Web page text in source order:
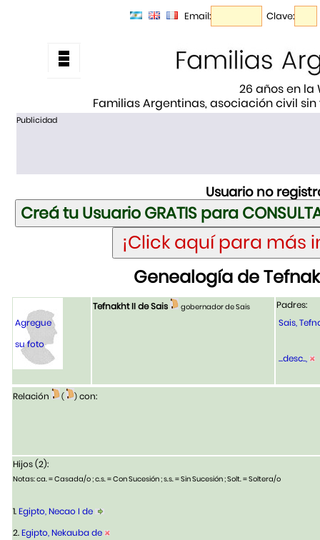
Email: Clave:
26 años en la
Familias Argentinas, asociación civil
Publicidad
Usuario no
Genealogía de
Agregue
su foto
Tefnakht II de Sais gobernador de Sais
Padres:
Sais,
...desc..,
Relación ( ) con:
Hijos (2):
Notas: ca. = Casada/o ; c.s. = Con Sucesión ; s.s. = Sin Sucesión ; Solt. = Soltera/o
1.Egipto, Necao I de
2.Egipto, Nekauba de